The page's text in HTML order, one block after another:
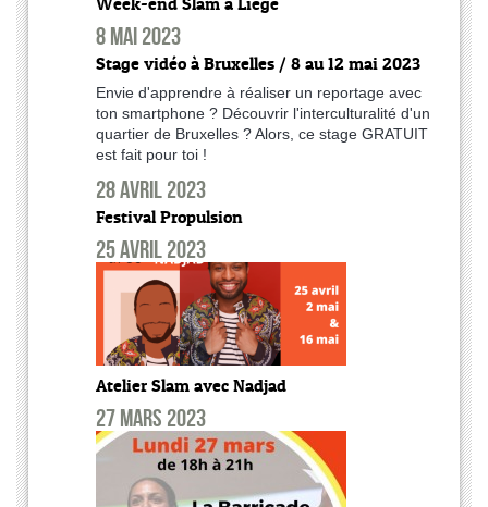
8 mai 2023
Stage vidéo à Bruxelles / 8 au 12 mai 2023
Envie d'apprendre à réaliser un reportage avec
ton smartphone ? Découvrir l'interculturalité d'un
quartier de Bruxelles ? Alors, ce stage GRATUIT
est fait pour toi !
28 avril 2023
Festival Propulsion
25 avril 2023
Atelier Slam avec Nadjad
27 mars 2023